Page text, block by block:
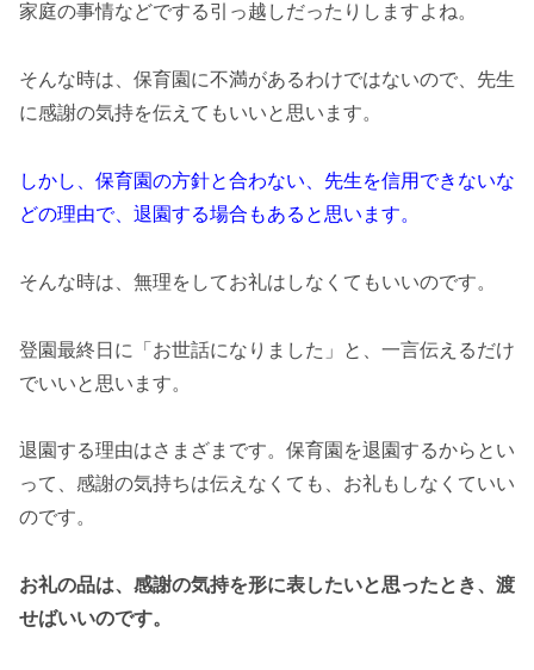
家庭の事情などでする引っ越しだったりしますよね。
そんな時は、保育園に不満があるわけではないので、先生
に感謝の気持を伝えてもいいと思います。
しかし、保育園の方針と合わない、先生を信用できないな
どの理由で、退園する場合もあると思います。
そんな時は、無理をしてお礼はしなくてもいいのです。
登園最終日に「お世話になりました」と、一言伝えるだけ
でいいと思います。
退園する理由はさまざまです。保育園を退園するからとい
って、感謝の気持ちは伝えなくても、お礼もしなくていい
のです。
お礼の品は、感謝の気持を形に表したいと思ったとき、渡
せばいいのです。